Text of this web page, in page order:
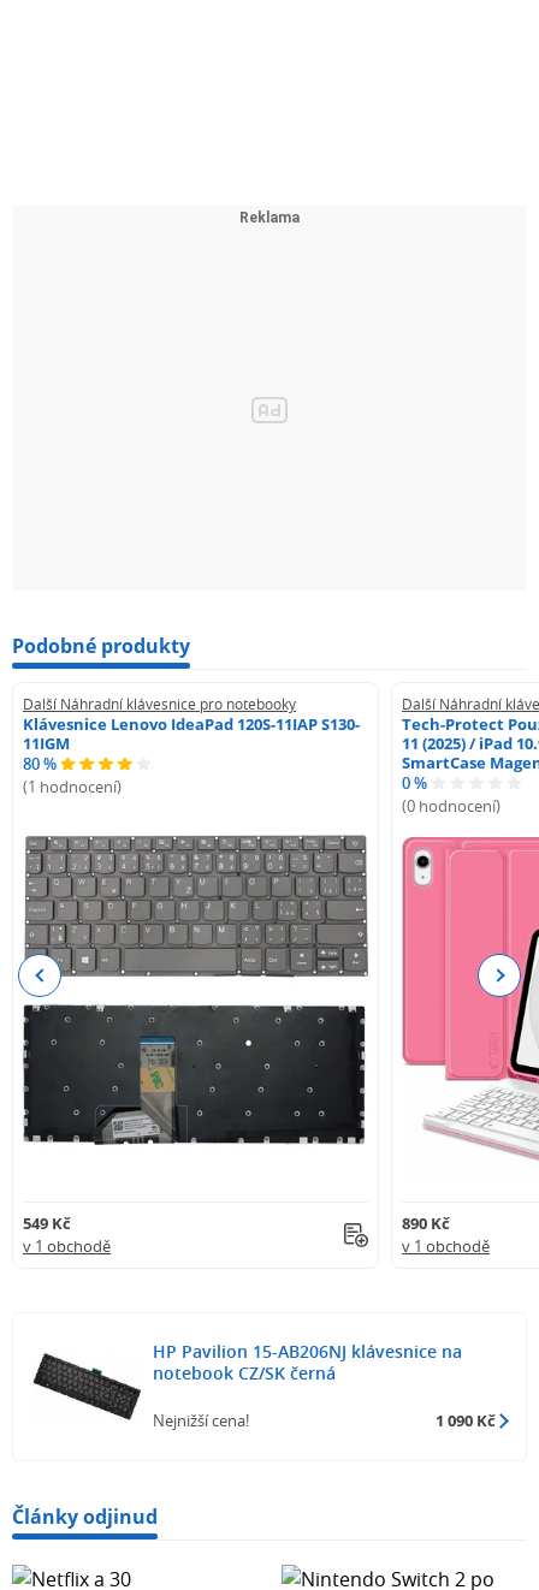
Podobné produkty
Další Náhradní klávesnice pro notebooky
Klávesnice Lenovo IdeaPad 120S-11IAP S130-
11IGM
80 %
(1 hodnocení)
549 Kč
v 1 obchodě
Další Náhradní
Tech-Protect
11 (2025) / iPad
SmartCase
0 %
(0 hodnocení)
890 Kč
v 1 obchodě
Previous Next
HP Pavilion 15-AB206NJ klávesnice na
notebook CZ/SK černá
Nejnižší cena! 1 090 Kč
Články odjinud